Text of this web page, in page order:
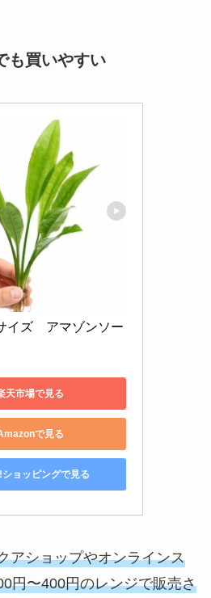
も買いやすい
イズ　アマゾンソー
天市場で見る
で見る
ョッピングで見る
アショップやオンラインス
円〜400円のレンジで販売さ